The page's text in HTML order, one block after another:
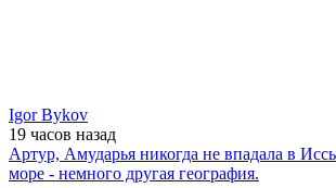
Igor Bykov
19 часов назад
Артур, Амударья никогда не впадала в
море - немного другая география.